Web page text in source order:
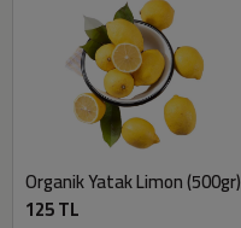
Organik Yatak Limon (500gr)
125 TL